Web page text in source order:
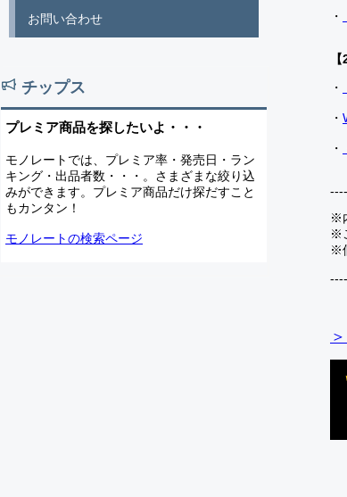
・
・
・
・
※
※
※
お問い合わせ
チップス
プレミア商品を探したいよ・・・
モノレートでは、プレミア率・発売日・ラン
キング・出品者数・・・。さまざまな絞り込
みができます。プレミア商品だけ探だすこと
もカンタン！
モノレートの検索ページ